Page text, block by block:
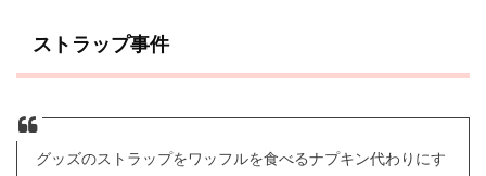
ストラップ事件
グッズのストラップをワッフルを食べるナプキン代わりにす